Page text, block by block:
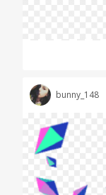
bunny_148